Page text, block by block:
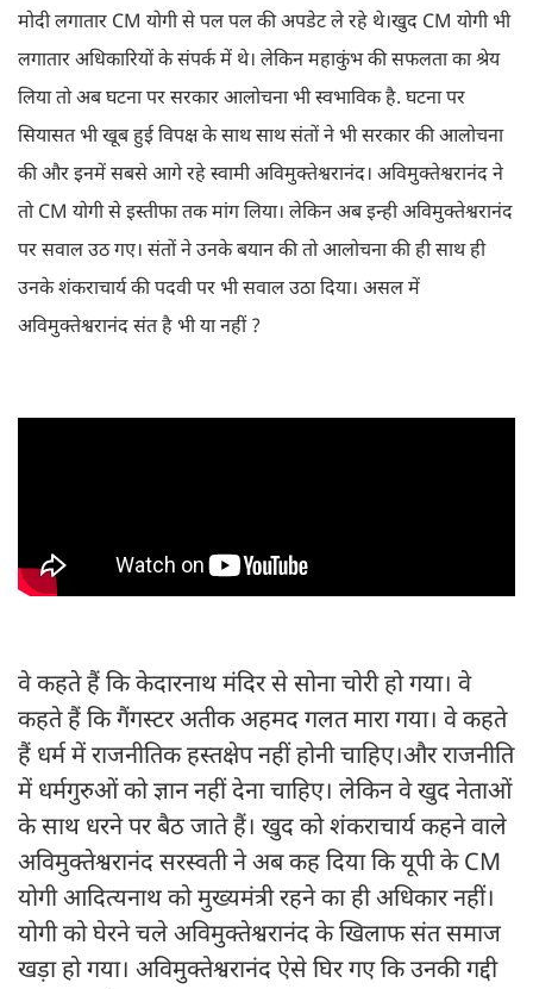
मोदी लगातार CM योगी से पल पल की अपडेट ले रहे थे।खुद CM योगी भी
लगातार अधिकारियों के संपर्क में थे। लेकिन महाकुंभ की सफलता का श्रेय
लिया तो अब घटना पर सरकार आलोचना भी स्वभाविक है. घटना पर
सियासत भी खूब हुई विपक्ष के साथ साथ संतों ने भी सरकार की आलोचना
की और इनमें सबसे आगे रहे स्वामी अविमुक्तेश्वरानंद। अविमुक्तेश्वरानंद ने
तो CM योगी से इस्तीफा तक मांग लिया। लेकिन अब इन्ही अविमुक्तेश्वरानंद
पर सवाल उठ गए। संतों ने उनके बयान की तो आलोचना की ही साथ ही
उनके शंकराचार्य की पदवी पर भी सवाल उठा दिया। असल में
अविमुक्तेश्वरानंद संत है भी या नहीं ?
वे कहते हैं कि केदारनाथ मंदिर से सोना चोरी हो गया। वे
कहते हैं कि गैंगस्टर अतीक अहमद गलत मारा गया। वे कहते
हैं धर्म में राजनीतिक हस्तक्षेप नहीं होनी चाहिए।और राजनीति
में धर्मगुरुओं को ज्ञान नहीं देना चाहिए। लेकिन वे खुद नेताओं
के साथ धरने पर बैठ जाते हैं। खुद को शंकराचार्य कहने वाले
अविमुक्तेश्वरानंद सरस्वती ने अब कह दिया कि यूपी के CM
योगी आदित्यनाथ को मुख्यमंत्री रहने का ही अधिकार नहीं।
योगी को घेरने चले अविमुक्तेश्वरानंद के खिलाफ संत समाज
खड़ा हो गया। अविमुक्तेश्वरानंद ऐसे घिर गए कि उनकी गद्दी